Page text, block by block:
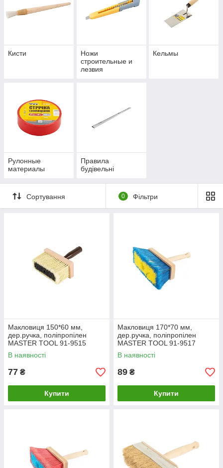
Кисти
Ножи
строительные и
лезвия
Кельмы
Рулонные
материалы
Правила
будівельні
Сортування 0 Фільтри
Макловиця 150*60 мм,
дер.ручка, поліпропілен
MASTER TOOL 91-9515
В наявності
77 ₴
Купити
Макловиця 170*70 мм,
дер.ручка, поліпропілен
MASTER TOOL 91-9517
В наявності
89 ₴
Купити